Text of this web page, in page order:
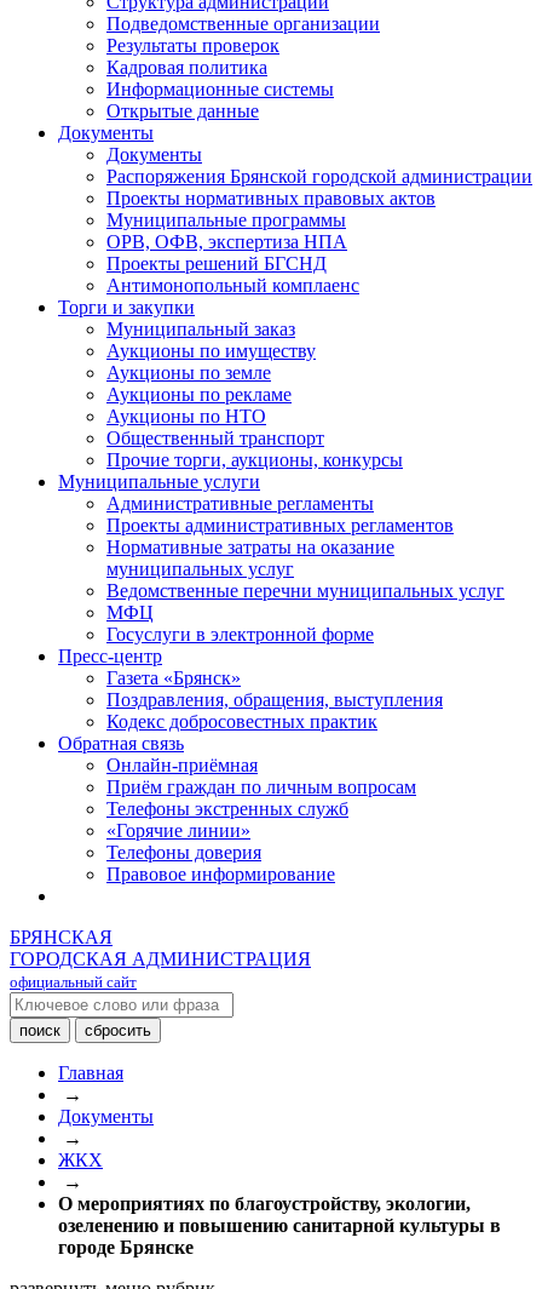
Подведомственные организации
Результаты проверок
Кадровая политика
Информационные системы
Открытые данные
Документы
Документы
Распоряжения Брянской городской администрации
Проекты нормативных правовых актов
Муниципальные программы
ОРВ, ОФВ, экспертиза НПА
Проекты решений БГСНД
Антимонопольный комплаенс
Торги и закупки
Муниципальный заказ
Аукционы по имуществу
Аукционы по земле
Аукционы по рекламе
Аукционы по НТО
Общественный транспорт
Прочие торги, аукционы, конкурсы
Муниципальные услуги
Административные регламенты
Проекты административных регламентов
Нормативные затраты на оказание
муниципальных услуг
Ведомственные перечни муниципальных услуг
МФЦ
Госуслуги в электронной форме
Пресс-центр
Газета «Брянск»
Поздравления, обращения, выступления
Кодекс добросовестных практик
Обратная связь
Онлайн-приёмная
Приём граждан по личным вопросам
Телефоны экстренных служб
«Горячие линии»
Телефоны доверия
Правовое информирование
БРЯНСКАЯ
ГОРОДСКАЯ АДМИНИСТРАЦИЯ
официальный сайт
Главная
→
Документы
→
ЖКХ
→
О мероприятиях по благоустройству, экологии,
озеленению и повышению санитарной культуры в
городе Брянске